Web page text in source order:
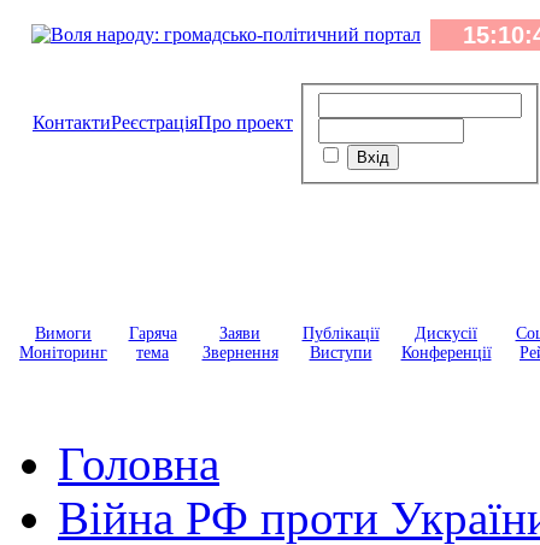
КонтактиРеєстраціяПро проект
Вимоги
Моніторинг
Гаряча
тема
Заяви
Звернення
Публікації
Виступи
Дискусії
Конференції
Головна
Війна РФ проти